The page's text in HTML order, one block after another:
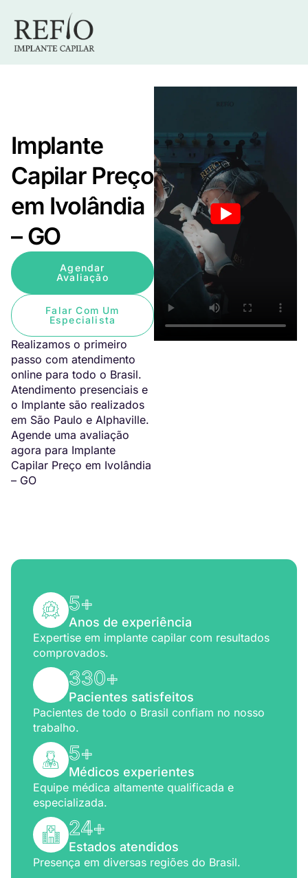
Implante
Capilar Preço
em Ivolândia
– GO
Agendar
Avaliação
Falar Com Um
Especialista
Realizamos o primeiro
passo com atendimento
online para todo o Brasil.
Atendimento presenciais e
o Implante são realizados
em São Paulo e Alphaville.
Agende uma avaliação
agora para Implante
Capilar Preço em Ivolândia
– GO
5+
Anos de experiência
Expertise em implante capilar com resultados
comprovados.
330+
Pacientes satisfeitos
Pacientes de todo o Brasil confiam no nosso
trabalho.
5+
Médicos experientes
Equipe médica altamente qualificada e
especializada.
24+
Estados atendidos
Presença em diversas regiões do Brasil.